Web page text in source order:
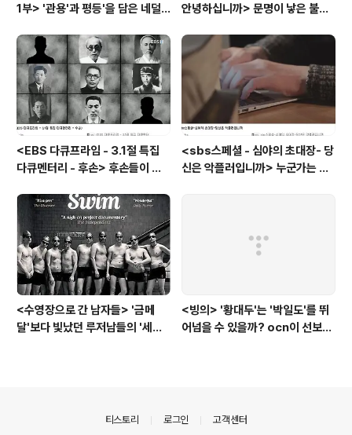
1부> '관용'과 평등'을 담은 네덜
안녕하십니까> 문명이 낳은 불치
<EBS 다큐프라임 - 3.1절 특집
다큐멘터리 - 후손> 후손들이 말
고 후손들이 짊어진 삶의 무게
<sbs스페셜 - 심야의 초대장- 당
신은 악플러입니까> 누군가는 강
<수영장으로 간 남자들> '금메
달'보다 빛났던 루저남들의 '세라
<빙의> '황대두'는 '박일도'를 뛰
어넘을 수 있을까? ocn이 선보인
티스토리 로그인 고객센터